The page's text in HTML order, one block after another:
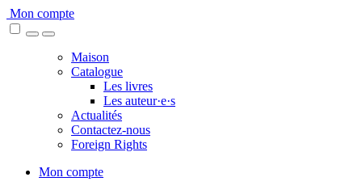
Skip
to
Mon compte
Maison
Catalogue
Les livres
Les auteur·e·s
Actualités
Contactez-nous
Foreign Rights
Mon compte